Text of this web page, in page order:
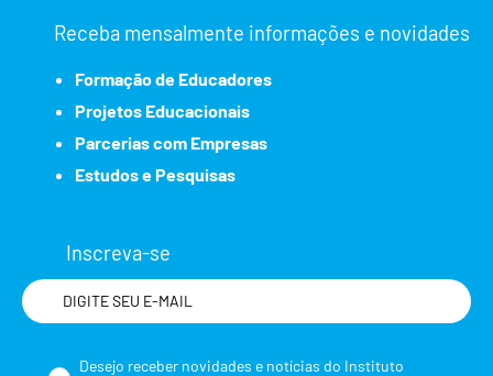
Receba mensalmente informações e novidades
Formação de Educadores
Projetos Educacionais
Parcerias com Empresas
Estudos e Pesquisas
Inscreva-se
Nome
Desejo receber novidades e notícias do Instituto